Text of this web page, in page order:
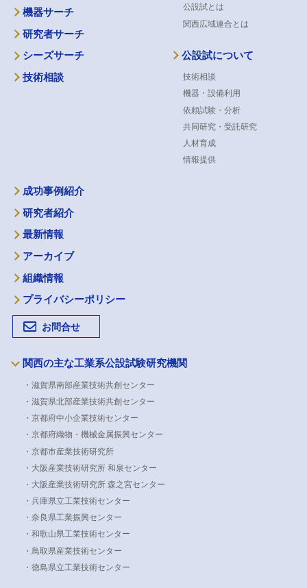
機器サーチ
研究者サーチ
シーズサーチ
技術相談
公設試とは
関西広域連合とは
公設試について
技術相談
機器・設備利用
依頼試験・分析
共同研究・受託研究
人材育成
情報提供
成功事例紹介
研究者紹介
最新情報
アーカイブ
組織情報
プライバシーポリシー
お問合せ
関西の主な工業系公設試験研究機関
・滋賀県南部産業技術共創センター
・滋賀県北部産業技術共創センター
・京都府中小企業技術センター
・京都府織物・機械金属振興センター
・京都市産業技術研究所
・大阪産業技術研究所 和泉センター
・大阪産業技術研究所 森之宮センター
・兵庫県立工業技術センター
・奈良県工業振興センター
・和歌山県工業技術センター
・鳥取県産業技術センター
・徳島県立工業技術センター